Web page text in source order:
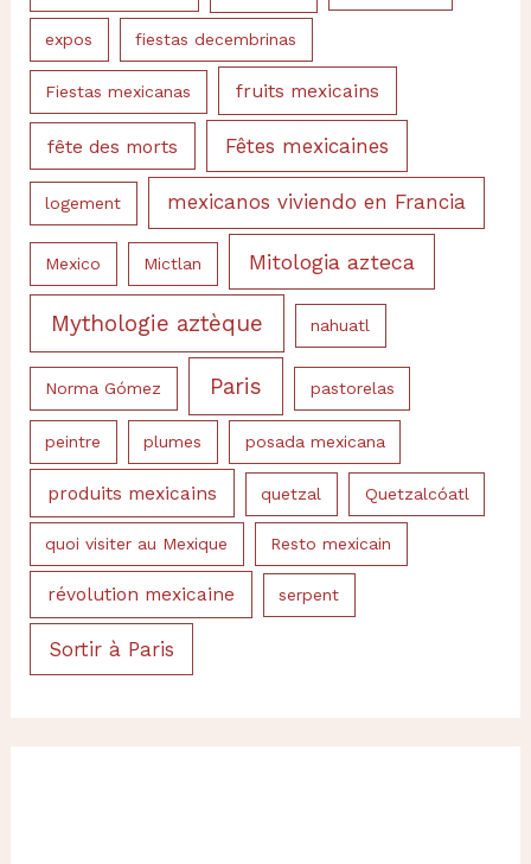
expos fiestas decembrinas
Fiestas mexicanas fruits mexicains
fête des morts Fêtes mexicaines
logement mexicanos viviendo en Francia
Mexico Mictlan Mitologia azteca
Mythologie aztèque nahuatl
Norma Gómez Paris pastorelas
peintre plumes posada mexicana
produits mexicains quetzal Quetzalcóatl
quoi visiter au Mexique Resto mexicain
révolution mexicaine serpent
Sortir à Paris